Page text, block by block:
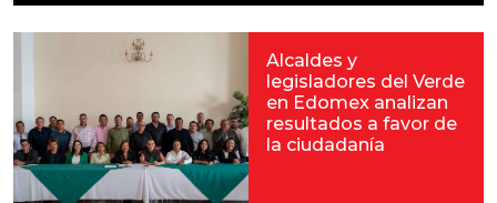
Alcaldes y
legisladores del Verde
en Edomex analizan
resultados a favor de
la ciudadanía